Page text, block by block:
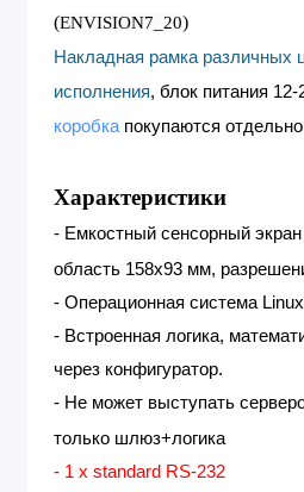
(ENVISION7_20)
Накладная рамка различных
исполнения, блок питания
коробка покупаются отдельно
Характеристики
- Емкостный сенсорный
область 158x93 мм,
- Операционная система Linux
- Встроенная логика,
через конфигуратор.
- Не может выступать
только шлюз+логика
- 1 x standard RS-232